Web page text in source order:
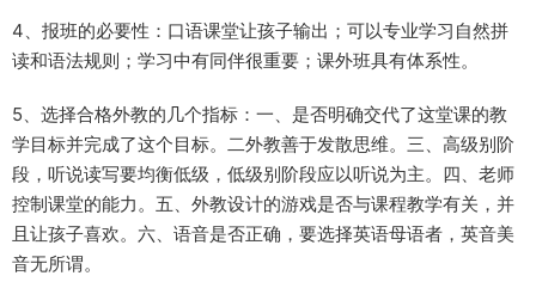
4、报班的必要性：口语课堂让孩子输出；可以专业学习自然拼
读和语法规则；学习中有同伴很重要；课外班具有体系性。
5、选择合格外教的几个指标：一、是否明确交代了这堂课的教
学目标并完成了这个目标。二外教善于发散思维。三、高级别阶
段，听说读写要均衡低级，低级别阶段应以听说为主。四、老师
控制课堂的能力。五、外教设计的游戏是否与课程教学有关，并
且让孩子喜欢。六、语音是否正确，要选择英语母语者，英音美
音无所谓。